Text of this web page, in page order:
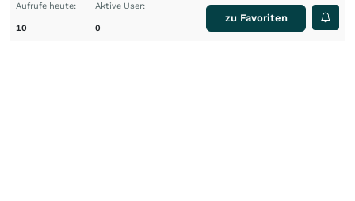
Aufrufe heute:
10
Aktive User:
0
zu Favoriten